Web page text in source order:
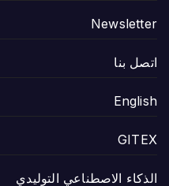
Newsletter
اتصل بنا
English
GITEX
الذكاء الاصطناعي التوليدي